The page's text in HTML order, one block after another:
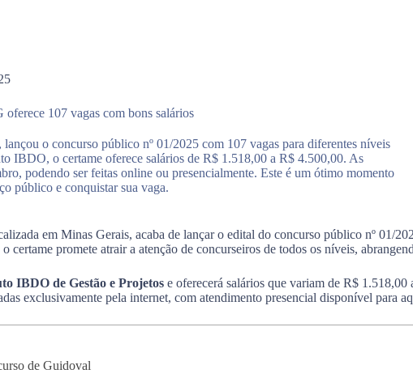
107 vagas com bons salários
o concurso público nº 01/2025 com 107 vagas para diferentes níveis
IBDO, o certame oferece salários de R$ 1.518,00 a R$ 4.500,00. As
podendo ser feitas online ou presencialmente. Este é um ótimo momento
público e conquistar sua vaga.
em Minas Gerais, acaba de lançar o edital do concurso público nº 01/
certame promete atrair a atenção de concurseiros de todos os níveis,
IBDO de Gestão e Projetos e oferecerá salários que variam de R$
exclusivamente pela internet, com atendimento presencial disponível para
de Guidoval